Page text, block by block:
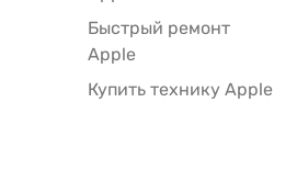
Быстрый ремонт
Apple
Купить технику Apple